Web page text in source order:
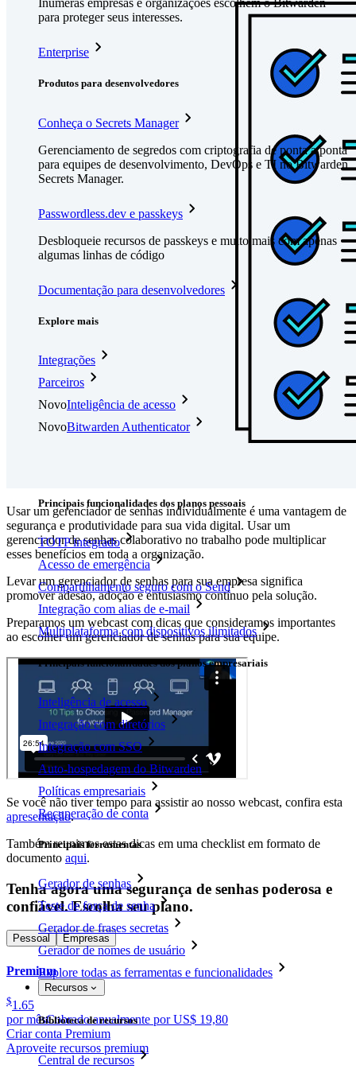
Inúmeras empresas e organizações escolhem o Bitwarden
para proteger seus interesses.
Enterprise
Produtos para desenvolvedores
Conheça o Secrets Manager
Gerenciamento de segredos com criptografia de ponta a ponta
para equipes de desenvolvimento, DevOps e TI no Bitwarden
Secrets Manager.
Passwordless.dev e passkeys
Desbloqueie recursos de passkeys e muito mais com apenas
algumas linhas de código
Documentação para desenvolvedores
Explore mais
Integrações
Parceiros
NovoInteligência de acesso
NovoBitwarden Authenticator
Principais funcionalidades dos planos pessoais
TOTP integrado
Acesso de emergência
Compartilhamento seguro com o Send
Integração com alias de e-mail
Multiplataforma com dispositivos ilimitados
Principais funcionalidades dos planos empresariais
Inteligência de acesso
Integração com diretórios
Integração com SSO
Auto-hospedagem do Bitwarden
Políticas empresariais
Recuperação de conta
Principais ferramentas
Gerador de senhas
Teste de força de senha
Gerador de frases secretas
Gerador de nomes de usuário
Explore todas as ferramentas e funcionalidades
Recursos
Biblioteca de recursos
Central de recursos
Usar um gerenciador de senhas individualmente é uma vantagem de
segurança e produtividade para sua vida digital. Usar um
gerenciador de senhas colaborativo no trabalho pode multiplicar
esses benefícios em toda a organização.
Levar um gerenciador de senhas para sua empresa significa
promover adesão, adoção e entusiasmo contínuo pela solução.
Preparamos um webcast com dicas que consideramos importantes
ao escolher um gerenciador de senhas para sua equipe.
Se você não tiver tempo para assistir ao nosso webcast, confira esta
apresentação.
Também reunimos estas dicas em uma checklist em formato de
documento aqui.
Tenha agora uma segurança de senhas poderosa e
confiável. Escolha seu plano.
Pessoal Empresas
Premium
$1.65
por mêsCobrado anualmente por US$ 19,80
Criar conta Premium
Aproveite recursos premium